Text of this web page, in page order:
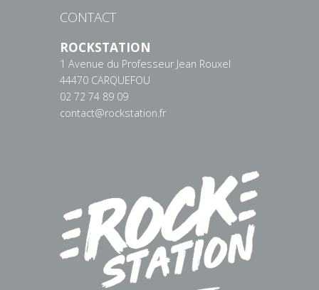
CONTACT
ROCKSTATION
1 Avenue du Professeur Jean Rouxel
44470 CARQUEFOU
02 72 74 89 09
contact@rockstation.fr